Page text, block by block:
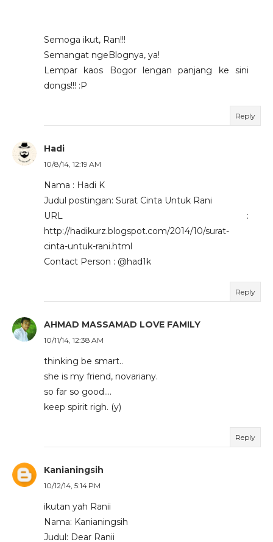
Semoga ikut, Ran!!!
Semangat ngeBlognya, ya!
Lempar kaos Bogor lengan panjang ke sini
dongs!!! :P
Reply
Hadi
10/8/14, 12:19 AM
Nama : Hadi K
Judul postingan: Surat Cinta Untuk Rani
URL :
http://hadikurz.blogspot.com/2014/10/surat-
cinta-untuk-rani.html
Contact Person : @had1k
Reply
AHMAD MASSAMAD LOVE FAMILY
10/11/14, 12:38 AM
thinking be smart..
she is my friend, novariany.
so far so good....
keep spirit righ. (y)
Reply
Kanianingsih
10/12/14, 5:14 PM
ikutan yah Ranii
Nama: Kanianingsih
Judul: Dear Ranii